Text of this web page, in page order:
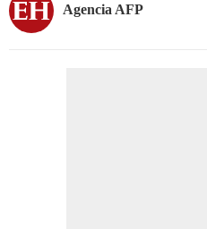
Agencia AFP